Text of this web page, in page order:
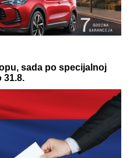
sada po specijalnoj
31.8.